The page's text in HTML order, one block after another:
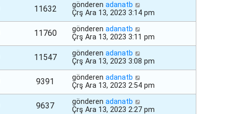
11632 gönderen adanatb
Çrş Ara 13, 2023 3:14 pm
11760 gönderen adanatb
Çrş Ara 13, 2023 3:11 pm
11547 gönderen adanatb
Çrş Ara 13, 2023 3:08 pm
9391 gönderen adanatb
Çrş Ara 13, 2023 2:54 pm
9637 gönderen adanatb
Çrş Ara 13, 2023 2:27 pm